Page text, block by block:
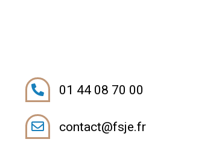
01 44 08 70 00
contact@fsje.fr